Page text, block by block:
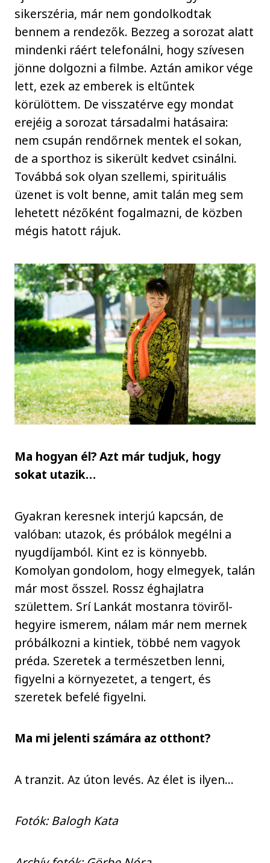
sikerszéria, már nem gondolkodtak
bennem a rendezők. Bezzeg a sorozat alatt
mindenki ráért telefonálni, hogy szívesen
jönne dolgozni a filmbe. Aztán amikor vége
lett, ezek az emberek is eltűntek
körülöttem. De visszatérve egy mondat
erejéig a sorozat társadalmi hatásaira:
nem csupán rendőrnek mentek el sokan,
de a sporthoz is sikerült kedvet csinálni.
Továbbá sok olyan szellemi, spirituális
üzenet is volt benne, amit talán meg sem
lehetett nézőként fogalmazni, de közben
mégis hatott rájuk.
Ma hogyan él? Azt már tudjuk, hogy
sokat utazik…
Gyakran keresnek interjú kapcsán, de
valóban: utazok, és próbálok megélni a
nyugdíjamból. Kint ez is könnyebb.
Komolyan gondolom, hogy elmegyek, talán
már most ősszel. Rossz éghajlatra
születtem. Srí Lankát mostanra töviről-
hegyire ismerem, nálam már nem mernek
próbálkozni a kintiek, többé nem vagyok
préda. Szeretek a természetben lenni,
figyelni a környezetet, a tengert, és
szeretek befelé figyelni.
Ma mi jelenti számára az otthont?
A tranzit. Az úton levés. Az élet is ilyen…
Fotók: Balogh Kata